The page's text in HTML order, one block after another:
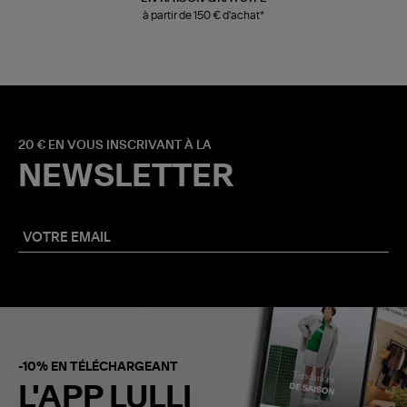
à partir de 150 € d'achat*
20 € EN VOUS INSCRIVANT À LA
NEWSLETTER
-10% EN TÉLÉCHARGEANT
L'APP LULLI